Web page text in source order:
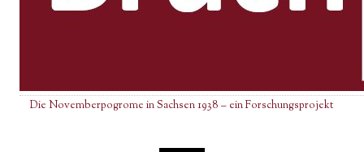
Die Novemberpogrome in Sachsen 1938 – ein Forschungsprojekt